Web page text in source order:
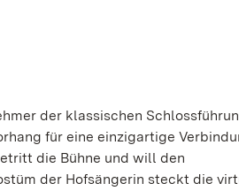
der klassischen
für eine einzigartige
die Bühne und will den
der Hofsängerin steckt die